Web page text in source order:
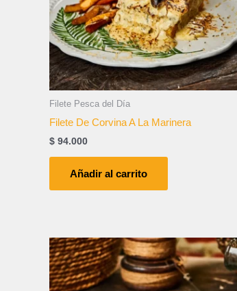
Filete Pesca del Día
Filete De Corvina A La Marinera
$ 94.000
Añadir al carrito